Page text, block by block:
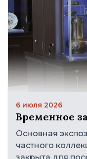
6 июля 2026
Временное
Основная
частного